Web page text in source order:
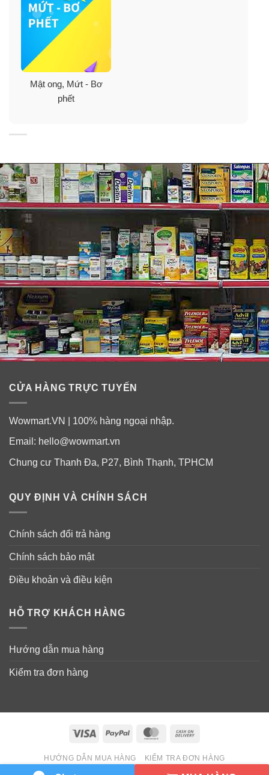
Mật ong, Mứt - Bơ
phết
CỬA HÀNG TRỰC TUYẾN
Wowmart.VN | 100% hàng ngoại nhập.
Email: hello@wowmart.vn
Chung cư Thanh Đa, P27, Bình Thạnh, TPHCM
QUY ĐỊNH VÀ CHÍNH SÁCH
Chính sách đổi trả hàng
Chính sách bảo mật
Điều khoản và điều kiện
HỖ TRỢ KHÁCH HÀNG
Hướng dẫn mua hàng
Kiểm tra đơn hàng
Visa PayPal MasterCard
Delivery
HƯỚNG DẪN MUA HÀNG KIỂM TRA ĐƠN HÀNG